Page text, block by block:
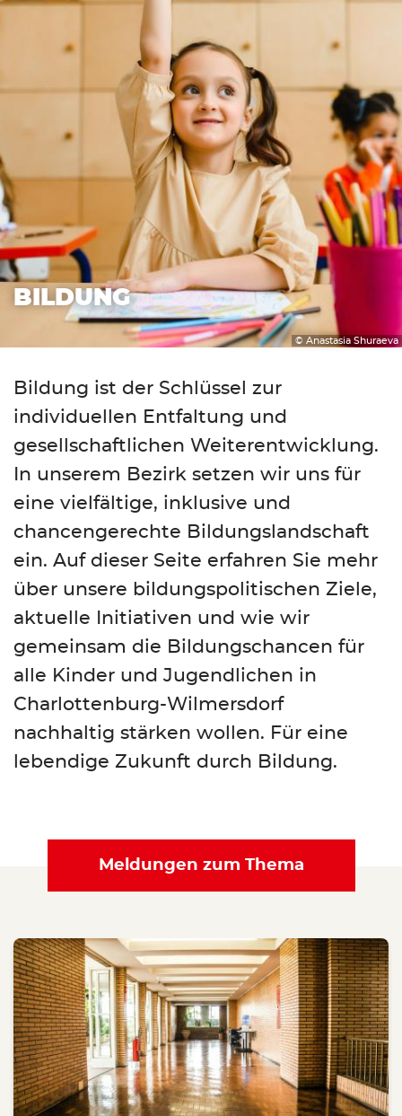
BILDUNG
© Anastasia Shuraeva
Bildung ist der Schlüssel zur
individuellen Entfaltung und
gesellschaftlichen Weiterentwicklung.
In unserem Bezirk setzen wir uns für
eine vielfältige, inklusive und
chancengerechte Bildungslandschaft
ein. Auf dieser Seite erfahren Sie mehr
über unsere bildungspolitischen Ziele,
aktuelle Initiativen und wie wir
gemeinsam die Bildungschancen für
alle Kinder und Jugendlichen in
Charlottenburg-Wilmersdorf
nachhaltig stärken wollen. Für eine
lebendige Zukunft durch Bildung.
Meldungen zum Thema